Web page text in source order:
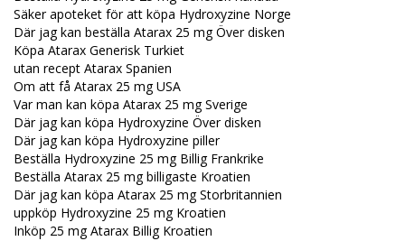
Säker apoteket för att köpa Hydroxyzine Norge
Där jag kan beställa Atarax 25 mg Över disken
Köpa Atarax Generisk Turkiet
utan recept Atarax Spanien
Om att få Atarax 25 mg USA
Var man kan köpa Atarax 25 mg Sverige
Där jag kan köpa Hydroxyzine Över disken
Där jag kan köpa Hydroxyzine piller
Beställa Hydroxyzine 25 mg Billig Frankrike
Beställa Atarax 25 mg billigaste Kroatien
Där jag kan köpa Atarax 25 mg Storbritannien
uppköp Hydroxyzine 25 mg Kroatien
Inköp 25 mg Atarax Billig Kroatien